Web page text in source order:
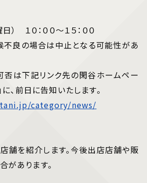
） １０：００～１５：００
良の場合は中止となる可能性があ
否は下記リンク先の閑谷ホームペー
に、前日に告知いたします。
category/news/
舗を紹介します。今後出店店舗や販
があります。